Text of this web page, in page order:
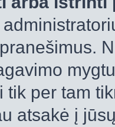
tik per tam
atsakė į